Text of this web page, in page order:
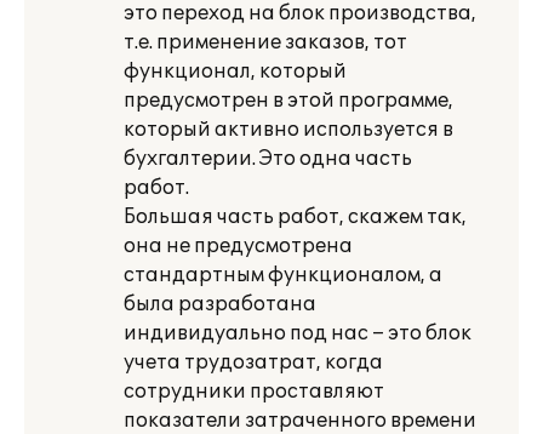
это переход на блок производства,
т.е. применение заказов, тот
функционал, который
предусмотрен в этой программе,
который активно используется в
бухгалтерии. Это одна часть
работ.
Большая часть работ, скажем так,
она не предусмотрена
стандартным функционалом, а
была разработана
индивидуально под нас – это блок
учета трудозатрат, когда
сотрудники проставляют
показатели затраченного времени